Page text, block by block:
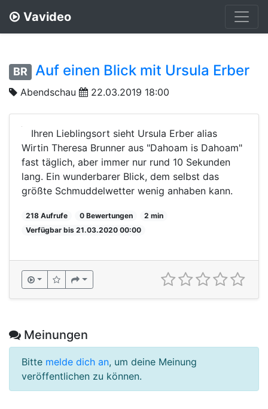
Vavideo
BR Auf einen Blick mit Ursula Erber
Abendschau 22.03.2019 18:00
Ihren Lieblingsort sieht Ursula Erber alias
Wirtin Theresa Brunner aus "Dahoam is Dahoam"
fast täglich, aber immer nur rund 10 Sekunden
lang. Ein wunderbarer Blick, dem selbst das
größte Schmuddelwetter wenig anhaben kann.
218 Aufrufe 0 Bewertungen
2 min
Verfügbar bis 21.03.2020 00:00
Meinungen
Bitte melde dich an, um deine Meinung
veröffentlichen zu können.